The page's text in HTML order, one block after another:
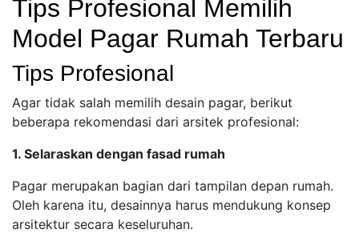
Tips Profesional Memilih
Model Pagar Rumah Terbaru
Tips Profesional
Agar tidak salah memilih desain pagar, berikut
beberapa rekomendasi dari arsitek profesional:
1. Selaraskan dengan fasad rumah
Pagar merupakan bagian dari tampilan depan rumah.
Oleh karena itu, desainnya harus mendukung konsep
arsitektur secara keseluruhan.